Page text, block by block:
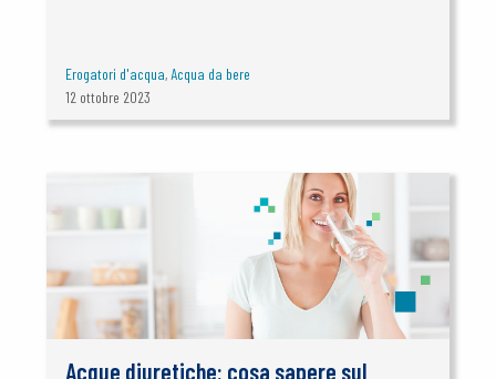
Erogatori d'acqua, Acqua da bere
12 ottobre 2023
Acque diuretiche: cosa sapere sul